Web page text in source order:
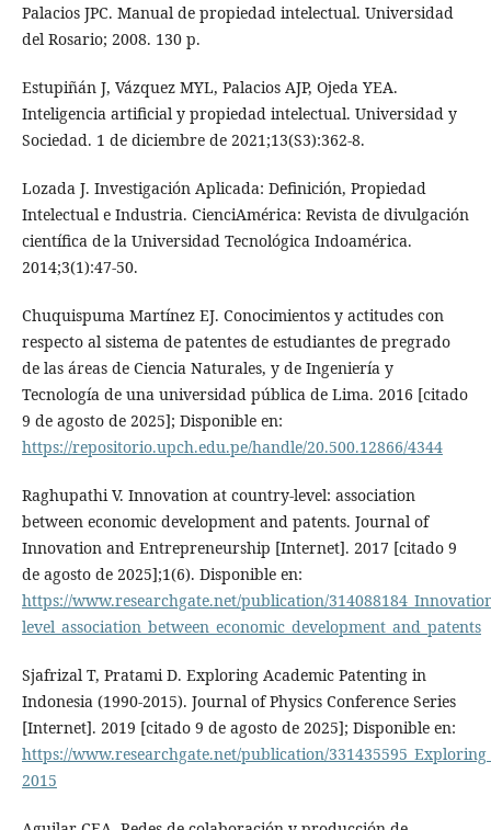
Palacios JPC. Manual de propiedad intelectual. Universidad
del Rosario; 2008. 130 p.
Estupiñán J, Vázquez MYL, Palacios AJP, Ojeda YEA.
Inteligencia artificial y propiedad intelectual. Universidad y
Sociedad. 1 de diciembre de 2021;13(S3):362-8.
Lozada J. Investigación Aplicada: Definición, Propiedad
Intelectual e Industria. CienciAmérica: Revista de divulgación
científica de la Universidad Tecnológica Indoamérica.
2014;3(1):47-50.
Chuquispuma Martínez EJ. Conocimientos y actitudes con
respecto al sistema de patentes de estudiantes de pregrado
de las áreas de Ciencia Naturales, y de Ingeniería y
Tecnología de una universidad pública de Lima. 2016 [citado
9 de agosto de 2025]; Disponible en:
https://repositorio.upch.edu.pe/handle/20.500.12866/4344
Raghupathi V. Innovation at country-level: association
between economic development and patents. Journal of
Innovation and Entrepreneurship [Internet]. 2017 [citado 9
de agosto de 2025];1(6). Disponible en:
https://www.researchgate.net/publication/
level_association_between_economic_development_and_patents
Sjafrizal T, Pratami D. Exploring Academic Patenting in
Indonesia (1990-2015). Journal of Physics Conference Series
[Internet]. 2019 [citado 9 de agosto de 2025]; Disponible en:
https://www.researchgate.net/publication/
2015